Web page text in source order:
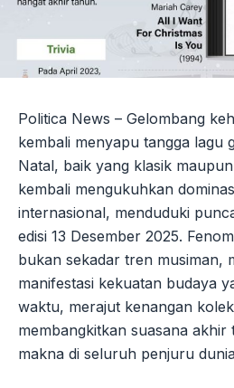
Politica News – Gelombang
kembali menyapu tangga lagu
Natal, baik yang klasik
kembali mengukuhkan
internasional, menduduki
edisi 13 Desember 2025.
bukan sekadar tren musiman,
manifestasi kekuatan budaya
waktu, merajut kenangan
membangkitkan suasana
makna di seluruh penjuru